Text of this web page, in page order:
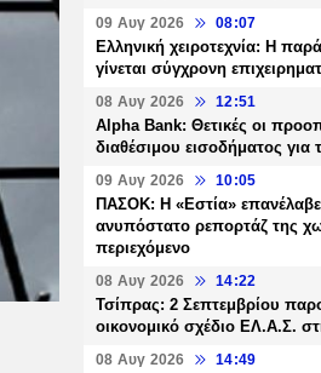
09 Αυγ 2026 08:07
Ελληνική χειροτεχνία: Η
γίνεται σύγχρονη
08 Αυγ 2026 12:51
Alpha Bank: Θετικές οι
διαθέσιμου εισοδήματος για
09 Αυγ 2026 10:05
ΠΑΣΟΚ: Η «Εστία»
ανυπόστατο ρεπορτάζ της
περιεχόμενο
08 Αυγ 2026 14:22
Τσίπρας: 2 Σεπτεμβρίου
οικονομικό σχέδιο ΕΛ.Α.Σ.
08 Αυγ 2026 14:49